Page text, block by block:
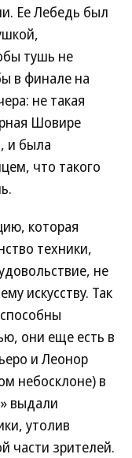
Ее Лебедь был
тушь не
в финале на
не такая
Шовире
и была
что такого
которая
техники,
не
искусству. Так
они еще есть в
и Леонор
небосклоне) в
выдали
утолив
части зрителей.